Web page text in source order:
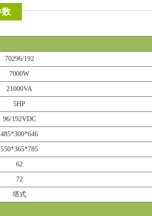
数
70296/192
7000W
21000VA
5HP
96/192VDC
485*300*646
550*365*785
62
72
塔式